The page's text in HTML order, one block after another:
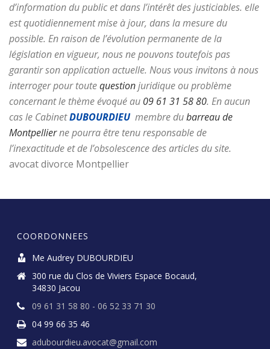
d’information du public et dans l’intérêt des justiciables. elle
est quotidiennement mise à jour, dans la mesure du
possible. En raison de l’évolution permanente de la
législation en vigueur, nous ne pouvons toutefois pas
garantir son application actuelle. Nous vous invitons à nous
interroger pour toutequestionjuridique ou problème
concernant le thème évoqué au 09 61 31 58 80. En aucun
cas le CabinetDUBOURDIEU membre dubarreau de
Montpellierne pourra être tenu responsable de
l’inexactitude et de l’obsolescence des articles du site.
avocat divorce Montpellier
COORDONNEES
Me Audrey DUBOURDIEU
300 rue du Clos de Viviers Espace Bocaud,
34830 Jacou
09 61 31 58 80 - 06 52 33 71 30
04 99 66 35 46
adubourdieu.avocat@gmail.com